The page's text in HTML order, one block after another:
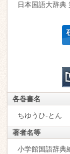
日本国語大辞典
各巻書名
ちゆうひ-とん
著者名等
小学館国語辞典